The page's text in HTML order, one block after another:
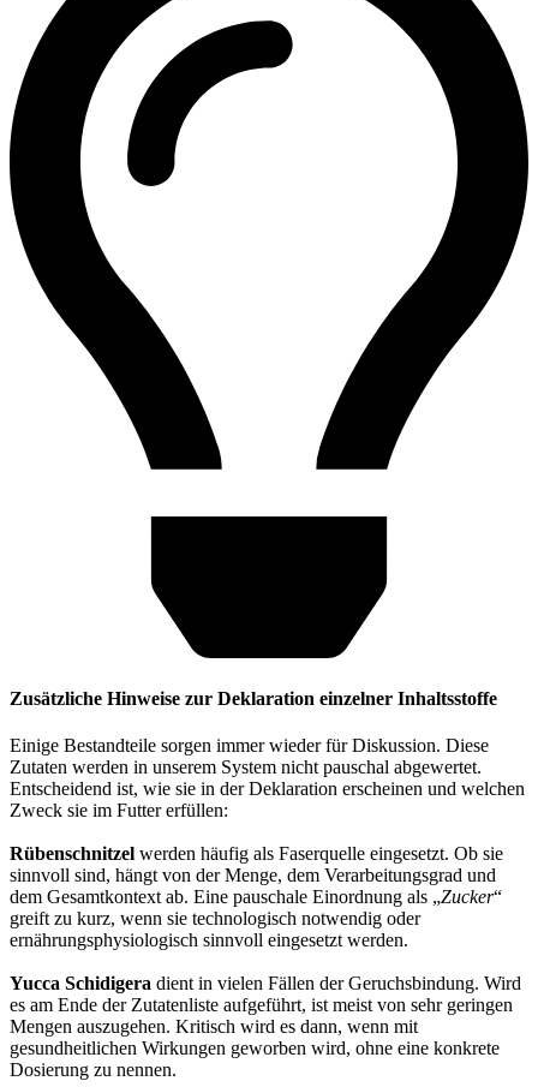
Zusätzliche Hinweise zur Deklaration einzelner Inhaltsstoffe
Einige Bestandteile sorgen immer wieder für Diskussion. Diese
Zutaten werden in unserem System nicht pauschal abgewertet.
Entscheidend ist, wie sie in der Deklaration erscheinen und welchen
Zweck sie im Futter erfüllen:
Rübenschnitzel werden häufig als Faserquelle eingesetzt. Ob sie
sinnvoll sind, hängt von der Menge, dem Verarbeitungsgrad und
dem Gesamtkontext ab. Eine pauschale Einordnung als „Zucker“
greift zu kurz, wenn sie technologisch notwendig oder
ernährungsphysiologisch sinnvoll eingesetzt werden.
Yucca Schidigera dient in vielen Fällen der Geruchsbindung. Wird
es am Ende der Zutatenliste aufgeführt, ist meist von sehr geringen
Mengen auszugehen. Kritisch wird es dann, wenn mit
gesundheitlichen Wirkungen geworben wird, ohne eine konkrete
Dosierung zu nennen.